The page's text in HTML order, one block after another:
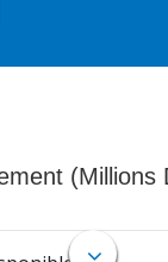
(Millions